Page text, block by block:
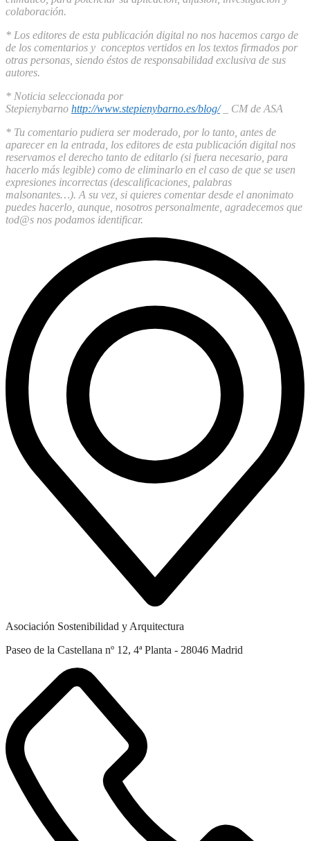
colaboración.
* Los editores de esta publicación digital no nos hacemos cargo de
de los comentarios y conceptos vertidos en los textos firmados por
otras personas, siendo éstos de responsabilidad exclusiva de sus
autores.
* Noticia seleccionada por
Stepienybarno http://www.stepienybarno.es/blog/_ CM de ASA
* Tu comentario pudiera ser moderado, por lo tanto, antes de
aparecer en la entrada, los editores de esta publicación digital nos
reservamos el derecho tanto de editarlo (si fuera necesario, para
hacerlo más legible) como de eliminarlo en el caso de que se usen
expresiones incorrectas (descalificaciones, palabras
malsonantes…). A su vez, si quieres comentar desde el anonimato
puedes hacerlo, aunque, nosotros personalmente, agradecemos que
tod@s nos podamos identificar.
Asociación Sostenibilidad y Arquitectura
Paseo de la Castellana nº 12, 4ª Planta - 28046 Madrid